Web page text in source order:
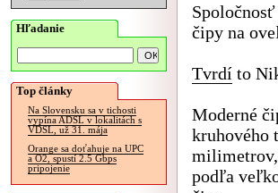
Hľadanie
Top články
Na Slovensku sa v tichosti
vypína ADSL v lokalitách s
VDSL, už 31. mája
Orange sa doťahuje na UPC
a O2, spustí 2.5 Gbps
pripojenie
čipy na
Tvrdí to
Moderné
kruhového
podľa